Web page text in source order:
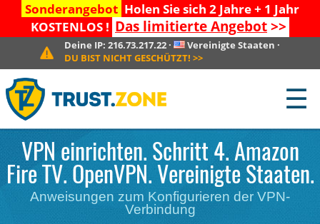
Sonderangebot Holen Sie sich 2 Jahre + 1 Jahr
KOSTENLOS ! Das limitierte Angebot>>
Deine IP:216.73.217.22 · Vereinigte Staaten ·
DU BIST NICHT GESCHÜTZT! >>
☰
VPN einrichten. Schritt 4. Amazon
Fire TV. OpenVPN. Vereinigte Staaten.
Anweisungen zum Konfigurieren der VPN-
Verbindung